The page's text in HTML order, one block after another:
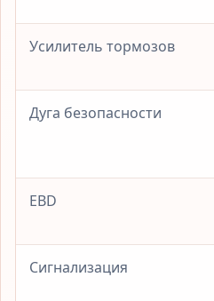
Усилитель тормозов
Дуга безопасности
EBD
Сигнализация